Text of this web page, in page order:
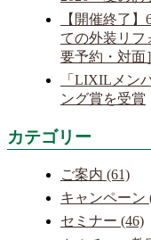
【開催終了
ての外装リフ
要予約・対面
「LIXILメン
ング賞を受賞
カテゴリー
ご案内 (61)
キャンペーン
セミナー (46)